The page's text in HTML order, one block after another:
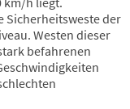
Sicherheitsweste der
Westen dieser
befahrenen